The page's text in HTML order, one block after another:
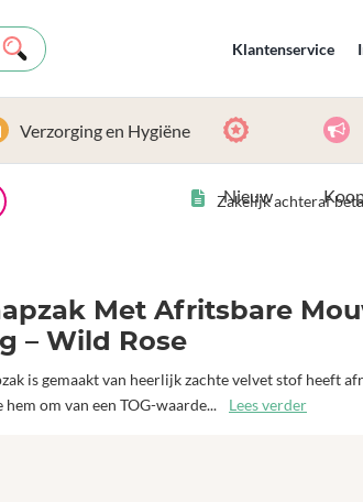
Klantenservice
Verzorging en Hygiëne
Nieuw
Zakelijk achteraf
Met Afritsbare
– Wild Rose
is gemaakt van heerlijk zachte velvet stof heeft
om van een TOG-waarde...
Lees verder